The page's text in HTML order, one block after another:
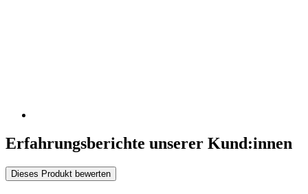
Erfahrungsberichte unserer Kund:innen
Dieses Produkt bewerten